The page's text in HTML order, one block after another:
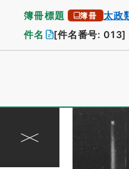
簿冊標題 簿冊 太政
件名 [件名番号: 013]